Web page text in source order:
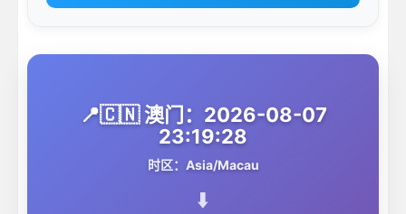
📍🇨🇳 澳门：2026-08-07
23:19:28
时区：Asia/Macau
⬇️